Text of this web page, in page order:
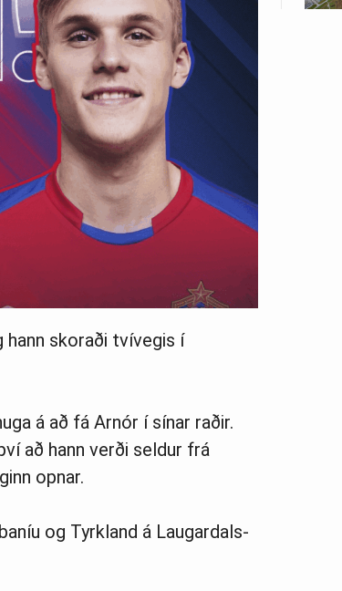
hann skoraði tvívegis í
á að fá Arnór í sínar raðir.
að hann verði seldur frá
opnar.
og Tyrk­land á Laug­ar­dals­